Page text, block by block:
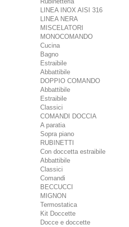
LINEA INOX AISI 316
LINEA NERA
MISCELATORI
MONOCOMANDO
Cucina
Bagno
Estraibile
Abbattibile
DOPPIO COMANDO
Abbattibile
Estraibile
Classici
COMANDI DOCCIA
A paratia
Sopra piano
RUBINETTI
Con doccetta estraibile
Abbattibile
Classici
Comandi
BECCUCCI
MIGNON
Termostatica
Kit Doccette
Docce e doccette